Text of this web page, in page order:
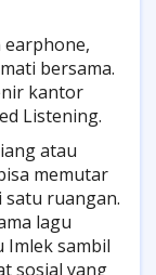
bersama.
kantor
Listening.
atau
memutar
satu ruangan.
lagu
Imlek sambil
sosial yang